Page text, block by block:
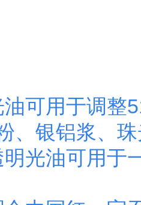
可用于调整
、银铝浆
光油可用于